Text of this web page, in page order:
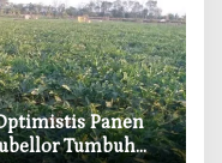
Panen
Tumbuh